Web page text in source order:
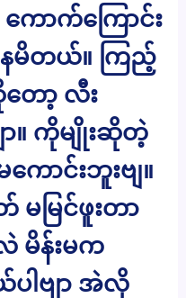
ောက်ကြောင်း
မိတယ်။ ကြည့်
ော့ လီး
ာ။ ကိုမျိုးဆိုတဲ့
ာင်းဘူးဗျ။
မမြင်ဖူးတာ
မိန်းမက
ဗျာ အဲလို